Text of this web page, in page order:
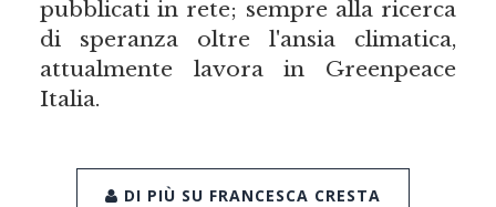
pubblicati in rete; sempre alla ricerca
di speranza oltre l'ansia climatica,
attualmente lavora in Greenpeace
Italia.
DI PIÙ SU FRANCESCA CRESTA